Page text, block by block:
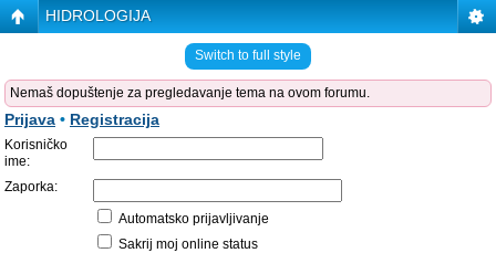
HIDROLOGIJA
Switch to full style
Nemaš dopuštenje za pregledavanje tema na ovom forumu.
Prijava • Registracija
Korisničko
ime:
Zaporka:
Automatsko prijavljivanje
Sakrij moj online status